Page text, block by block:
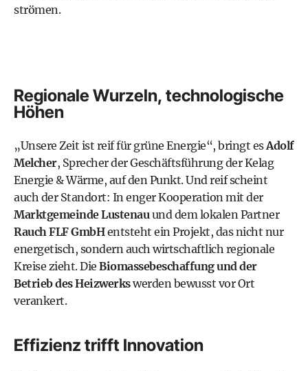
strömen.
Regionale Wurzeln, technologische
Höhen
„Unsere Zeit ist reif für grüne Energie“, bringt esAdolf
Melcher, Sprecher der Geschäftsführung der Kelag
Energie & Wärme, auf den Punkt. Und reif scheint
auch der Standort: In enger Kooperation mit der
Marktgemeinde Lustenauund dem lokalen Partner
Rauch FLF GmbHentsteht ein Projekt, das nicht nur
energetisch, sondern auch wirtschaftlich regionale
Kreise zieht. Die Biomassebeschaffung und der
Betrieb des Heizwerkswerden bewusst vor Ort
verankert.
Effizienz trifft Innovation